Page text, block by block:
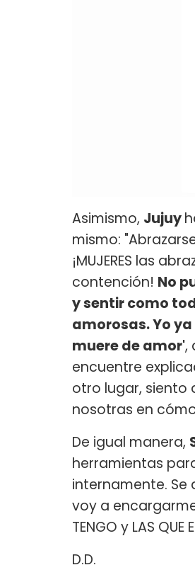
Asimismo, Jujuy
mismo:
¡MUJERES las
contención! No
y sentir como
amorosas. Yo
muere de amor',
encuentre
otro lugar, siento
nosotras en
De igual manera,
herramientas
internamente. Se
voy a
TENGO y LAS QUE
D.D.